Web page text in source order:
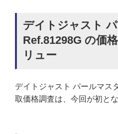
デイトジャスト
Ref.81298G の価
リュー
デイトジャスト パールマス
取価格調査は、今回が初とな